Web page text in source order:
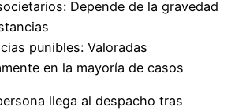
Depende de la gravedad
punibles: Valoradas
en la mayoría de casos
llega al despacho tras